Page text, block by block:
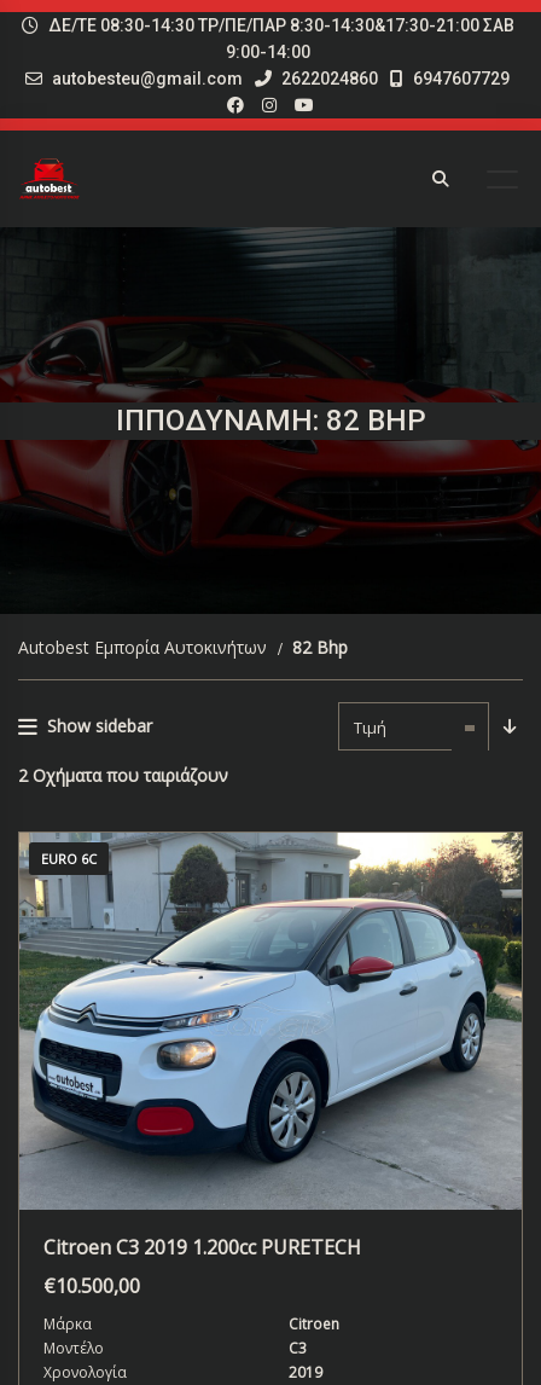
ΔΕ/ΤΕ 08:30-14:30 ΤΡ/ΠΕ/ΠΑΡ 8:30-14:30&17:30-21:00 ΣΑΒ
9:00-14:00
autobesteu@gmail.com
2622024860 6947607729
ΙΠΠΟΔΎΝΑΜΗ: 82 BHP
Autobest Εμπορία Αυτοκινήτων 82 Bhp
Show sidebar Τιμή
2 Οχήματα που ταιριάζουν
EURO 6C
Citroen C3 2019 1.200cc PURETECH
€10.500,00
Μάρκα
Citroen
Μοντέλο
C3
Χρονολογία
2019